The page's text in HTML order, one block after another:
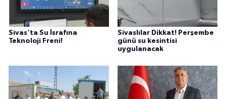
Sivas'ta Su İsrafına
Teknoloji Freni!
Sivaslılar Dikkat! Perşembe
günü su kesintisi
uygulanacak